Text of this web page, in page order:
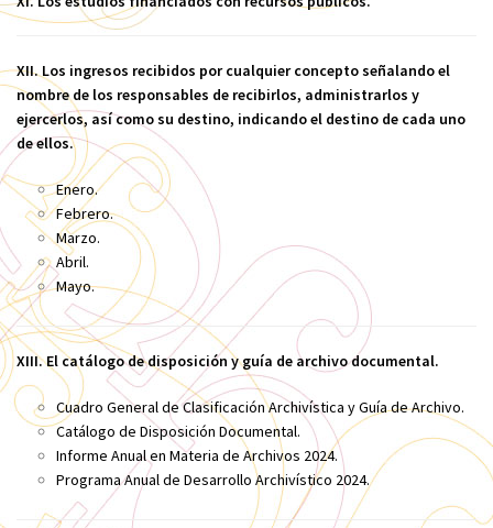
XII. Los ingresos recibidos por cualquier concepto señalando el
nombre de los responsables de recibirlos, administrarlos y
ejercerlos, así como su destino, indicando el destino de cada uno
de ellos.
Enero.
Febrero.
Marzo.
Abril.
Mayo.
XIII. El catálogo de disposición y guía de archivo documental.
Cuadro General de Clasificación Archivística y Guía de Archivo.
Catálogo de Disposición Documental.
Informe Anual en Materia de Archivos 2024.
Programa Anual de Desarrollo Archivístico 2024.